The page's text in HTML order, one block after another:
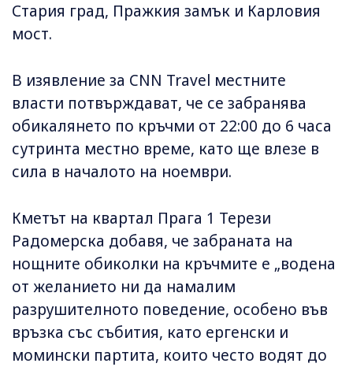
Стария град, Пражкия замък и Карловия
мост.
В изявление за CNN Travel местните
власти потвърждават, че се забранява
обикалянето по кръчми от 22:00 до 6 часа
сутринта местно време, като ще влезе в
сила в началото на ноември.
Кметът на квартал Прага 1 Терези
Радомерска добавя, че забраната на
нощните обиколки на кръчмите е „водена
от желанието ни да намалим
разрушителното поведение, особено във
връзка със събития, като ергенски и
момински партита, които често водят до